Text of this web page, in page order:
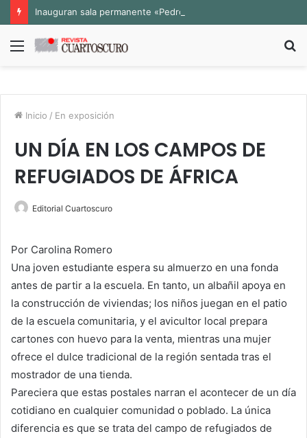
Menú
Inicio / En exposición
UN DÍA EN LOS CAMPOS DE
REFUGIADOS DE ÁFRICA
Editorial Cuartoscuro
Por Carolina Romero
Una joven estudiante espera su almuerzo en una fonda
antes de partir a la escuela. En tanto, un albañil apoya en
la construcción de viviendas; los niños juegan en el patio
de la escuela comunitaria, y el avicultor local prepara
cartones con huevo para la venta, mientras una mujer
ofrece el dulce tradicional de la región sentada tras el
mostrador de una tienda.
Pareciera que estas postales narran el acontecer de un día
cotidiano en cualquier comunidad o poblado. La única
diferencia es que se trata del campo de refugiados de